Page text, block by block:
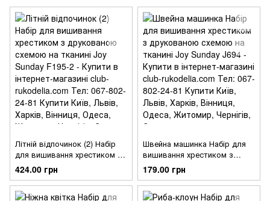
Літній відпочинок (2) Набір
для вишивання хрестиком з
друкованою схемою на
тканині Joy Sunday F195-2
424.00 грн
Швейна машинка Набір для
вишивання хрестиком з
друкованою схемою на
тканині Joy Sunday J694
179.00 грн